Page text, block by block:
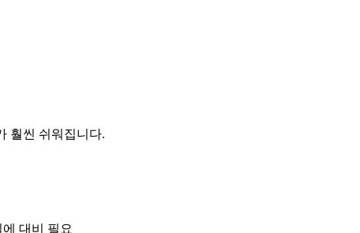
훨씬 쉬워집니다.
대비 필요